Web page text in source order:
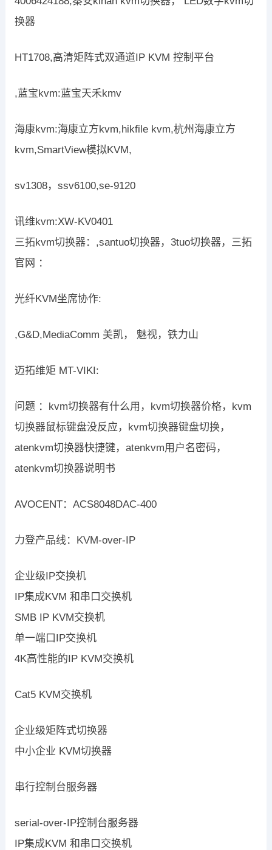
换器
HT1708,高清矩阵式双通道IP KVM 控制平台
,蓝宝kvm:蓝宝天禾kmv
海康kvm:海康立方kvm,hikfile kvm,杭州海康立方
kvm,SmartView模拟KVM,
sv1308，ssv6100,se-9120
讯维kvm:XW-KV0401
三拓kvm切换器：,santuo切换器，3tuo切换器，三拓
官网 ：
光纤KVM坐席协作:
,G&D,MediaComm 美凯， 魅视，铁力山
迈拓维矩 MT-VIKI:
问题 ：kvm切换器有什么用，kvm切换器价格，kvm
切换器鼠标键盘没反应，kvm切换器键盘切换，
atenkvm切换器快捷键，atenkvm用户名密码，
atenkvm切换器说明书
AVOCENT：ACS8048DAC-400
力登产品线：KVM-over-IP
企业级IP交换机
IP集成KVM 和串口交换机
SMB IP KVM交换机
单一端口IP交换机
4K高性能的IP KVM交换机
Cat5 KVM交换机
企业级矩阵式切换器
中小企业 KVM切换器
串行控制台服务器
serial-over-IP控制台服务器
IP集成KVM 和串口交换机